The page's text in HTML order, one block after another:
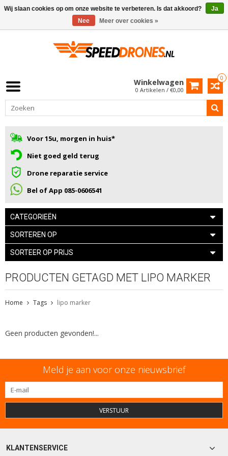
0
Winkelwagen
0 Artikelen / €0,00
Voor 15u, morgen in huis*
Niet goed geld terug
Drone reparatie service
Bel of App 085-0606541
CATEGORIEËN
SORTEREN OP
SORTEER OP PRIJS
PRODUCTEN GETAGD MET LIPO MARKER
Home Tags lipo marker
Geen producten gevonden!...
Meld je aan voor onze nieuwsbrief
VERSTUUR
KLANTENSERVICE
Wij slaan cookies op om onze website te verbeteren. Is dat akkoord?
Ja
Nee
Meer over cookies »